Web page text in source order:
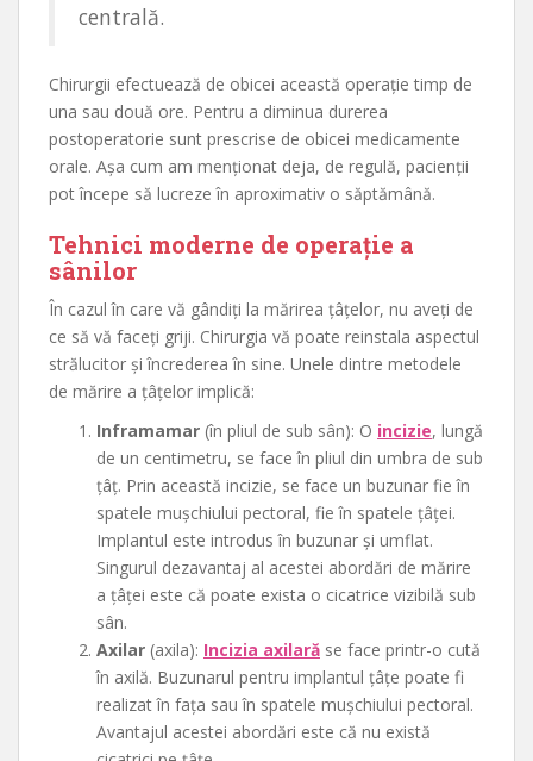
centrală.
Chirurgii efectuează de obicei această operație timp de
una sau două ore. Pentru a diminua durerea
postoperatorie sunt prescrise de obicei medicamente
orale. Așa cum am menționat deja, de regulă, pacienții
pot începe să lucreze în aproximativ o săptămână.
Tehnici moderne de operație a
sânilor
În cazul în care vă gândiți la mărirea țâțelor, nu aveți de
ce să vă faceți griji. Chirurgia vă poate reinstala aspectul
strălucitor și încrederea în sine. Unele dintre metodele
de mărire a țâțelor implică:
Inframamar (în pliul de sub sân): O incizie, lungă
de un centimetru, se face în pliul din umbra de sub
țâț. Prin această incizie, se face un buzunar fie în
spatele mușchiului pectoral, fie în spatele țâței.
Implantul este introdus în buzunar și umflat.
Singurul dezavantaj al acestei abordări de mărire
a țâței este că poate exista o cicatrice vizibilă sub
sân.
Axilar (axila): Incizia axilară se face printr-o cută
în axilă. Buzunarul pentru implantul țâțe poate fi
realizat în fața sau în spatele mușchiului pectoral.
Avantajul acestei abordări este că nu există